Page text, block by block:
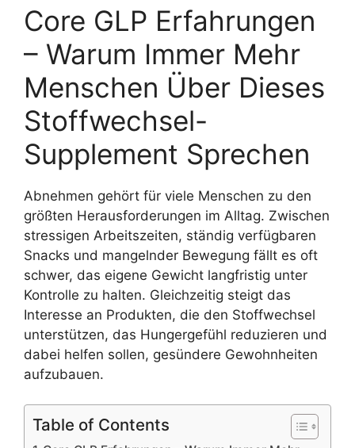
Core GLP Erfahrungen
– Warum Immer Mehr
Menschen Über Dieses
Stoffwechsel-
Supplement Sprechen
Abnehmen gehört für viele Menschen zu den
größten Herausforderungen im Alltag. Zwischen
stressigen Arbeitszeiten, ständig verfügbaren
Snacks und mangelnder Bewegung fällt es oft
schwer, das eigene Gewicht langfristig unter
Kontrolle zu halten. Gleichzeitig steigt das
Interesse an Produkten, die den Stoffwechsel
unterstützen, das Hungergefühl reduzieren und
dabei helfen sollen, gesündere Gewohnheiten
aufzubauen.
Table of Contents